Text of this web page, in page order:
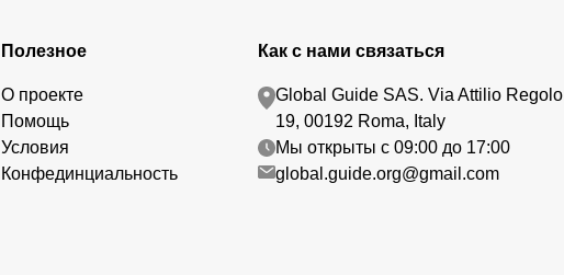
Полезное
О проекте
Помощь
Условия
Конфединциальность
Как с нами связаться
Global Guide SAS. Via Attilio Regolo
19, 00192 Roma, Italy
Мы открыты с 09:00 до 17:00
global.guide.org@gmail.com